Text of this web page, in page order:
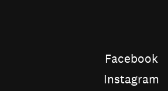
Facebook
Instagram